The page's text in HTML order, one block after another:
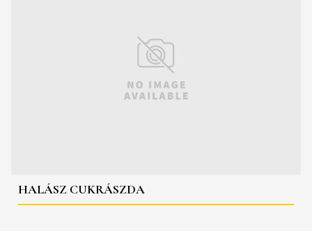
HALÁSZ CUKRÁSZDA